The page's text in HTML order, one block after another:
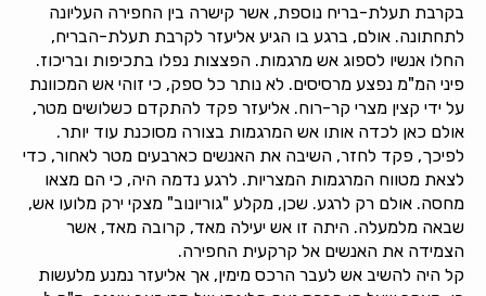
בקרבת תעלת-בריח נוספת, אשר קישרה בין החפירה העליונה
לתחתונה. אולם, ברגע בו הגיע אליעזר לקרבת תעלת-הבריח,
החלו אנשיו לספוג אש מרגמות. הפצצות נפלו בתכיפות ובריכוז.
פיני המ"מ נפצע מרסיסים. לא נותר כל ספק, כי זוהי אש המכוונת
על ידי קצין מצרי קר-רוח. אליעזר פקד להתקדם כשלושים מטר,
אולם כאן לכדה אותו אש המרגמות בצורה מסוכנת עוד יותר.
לפיכך, פקד לחזר, השיבה את האנשים כארבעים מטר לאחור, כדי
לצאת מטווח המרגמות המצריות. לרגע נדמה היה, כי הם מצאו
מחסה. אולם רק לרגע. שכן, מקלע "גוריונוב" מצקי ירק מלועו אש,
שבאה מלמעלה. היתה זו אש יעילה מאד, קרובה מאד, אשר
הצמידה את האנשים אל קרקעית החפירה.
קל היה להשיב אש לעבר הרכס מימין, אך אליעזר נמנע מלעשות